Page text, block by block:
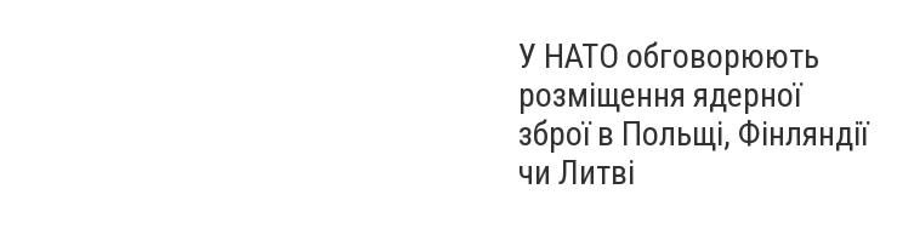
У НАТО обговорюють
розміщення ядерної
зброї в Польщі, Фінляндії
чи Литві